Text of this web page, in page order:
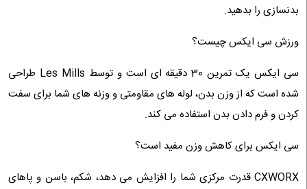
بدنسازی را بدهید.
ورزش سی ایکس چیست؟
سی ایکس یک تمرین 30 دقیقه ‌ای است و توسط Les Mills طراحی
شده است که از وزن بدن، لوله ‌های مقاومتی و وزنه‌ های شما برای سفت
کردن و فرم دادن بدن استفاده می ‌کند.
سی ایکس برای کاهش وزن مفید است؟
CXWORX قدرت مرکزی شما را افزایش می دهد، شکم، باسن و پاهای